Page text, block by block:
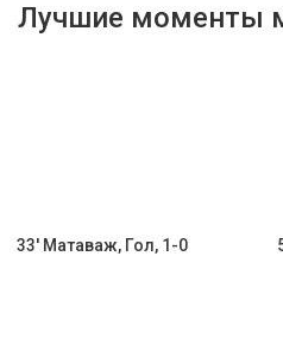
Лучшие моменты
33' Матаваж, Гол, 1-0